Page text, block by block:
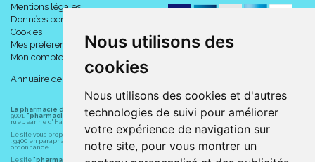
Nous utilisons des
cookies
Nous utilisons des cookies et d'autres
technologies de suivi pour améliorer
votre expérience de navigation sur
notre site, pour vous montrer un
Mentions légales
Données personnelles
Cookies
Mes préférences Cookies
Mon compte
Annuaire des pharmacies
La pharmacie du centre à Albert (80300) est une pharmacie française certifiée ISO
9001. "pharmacie-du-centre-albert.fr "est le site internet de la pharmacie du centre
rue Jeanne d' Harcourt, 80300 Albert.
Le site vous propose un large choix de plus de 11000 références, au prix les plus bas possible
: 9400 en parapharmacie, animaux, orthopédie, matériel médical. 1700 en médicaments sans
ordonnance.
Le site "pharmacie-du-centre-albert.fr" vous propose les service suivants :